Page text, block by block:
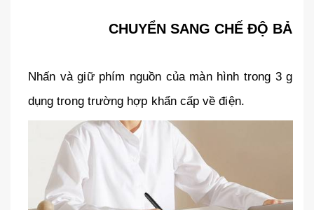
CHUYỂN SANG CHẾ ĐỘ
Nhấn và giữ phím nguồn của màn hình trong 3
dụng trong trường hợp khẩn cấp về điện.